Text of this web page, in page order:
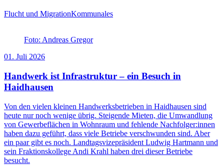
Flucht und MigrationKommunales
Foto: Andreas Gregor
01. Juli 2026
Handwerk ist Infrastruktur – ein Besuch in
Haidhausen
Von den vielen kleinen Handwerksbetrieben in Haidhausen sind
heute nur noch wenige übrig. Steigende Mieten, die Umwandlung
von Gewerbeflächen in Wohnraum und fehlende Nachfolger:innen
haben dazu geführt, dass viele Betriebe verschwunden sind. Aber
ein paar gibt es noch. Landtagsvizepräsident Ludwig Hartmann und
sein Fraktionskollege Andi Krahl haben drei dieser Betriebe
besucht.